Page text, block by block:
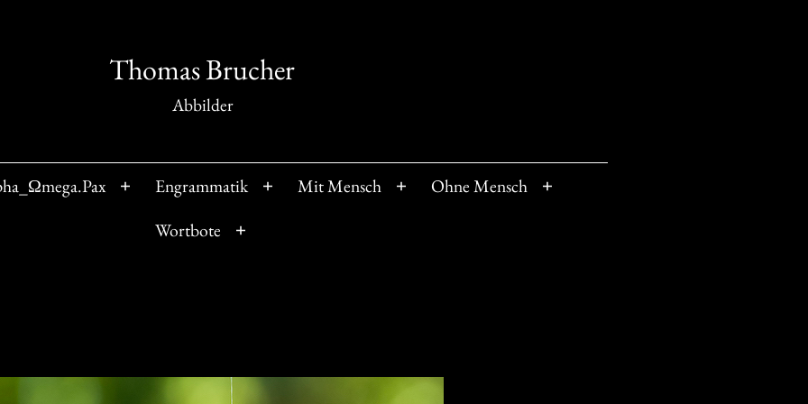
Thomas Brucher
Abbilder
Menü
öffnen
Engrammatik
Menü
Mit Mensch
Menü
Ohne Mensch
Menü
Wortbote
Menü